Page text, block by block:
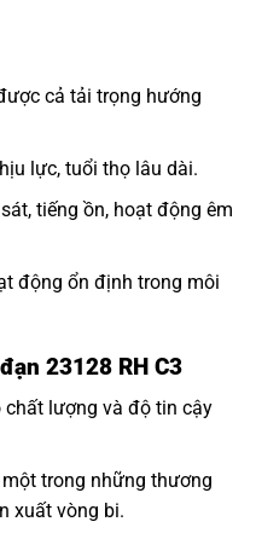
cả tải trọng hướng
lực, tuổi thọ lâu dài.
tiếng ồn, hoạt động êm
động ổn định trong môi
23128 RH C3
lượng và độ tin cậy
trong những thương
xuất vòng bi.